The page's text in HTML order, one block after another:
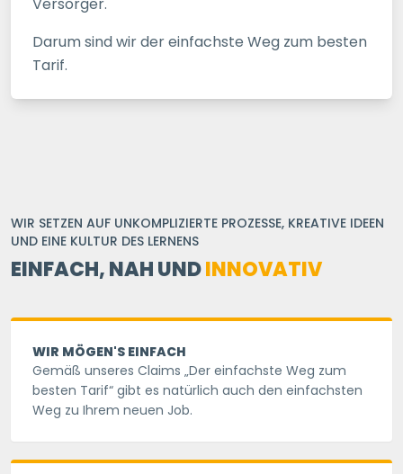
Darum sind wir der einfachste Weg zum besten
Tarif.
WIR SETZEN AUF UNKOMPLIZIERTE PROZESSE, KREATIVE IDEEN
UND EINE KULTUR DES LERNENS
EINFACH, NAH UNDINNOVATIV
WIR MÖGEN'S EINFACH
Gemäß unseres Claims „Der einfachste Weg zum
besten Tarif“ gibt es natürlich auch den einfachsten
Weg zu Ihrem neuen Job.